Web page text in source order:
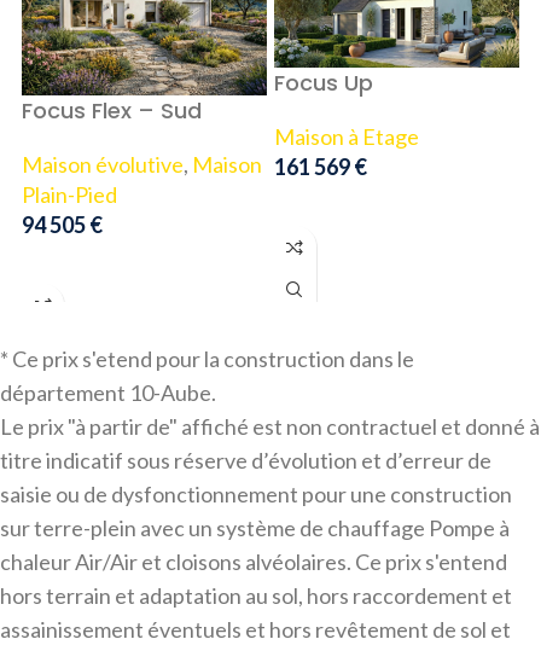
Focus Flex – Sud
Maison évolutive, Maison
Plain-Pied
94 505€
Focus Up
Maison à Etage
161 569€
* Ce prix s'etend pour la construction dans le
département 10-Aube.
Le prix "à partir de" affiché est non contractuel et donné à
titre indicatif sous réserve d’évolution et d’erreur de
saisie ou de dysfonctionnement pour une construction
sur terre-plein avec un système de chauffage Pompe à
chaleur Air/Air et cloisons alvéolaires. Ce prix s'entend
hors terrain et adaptation au sol, hors raccordement et
assainissement éventuels et hors revêtement de sol et